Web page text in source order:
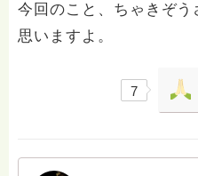
今回のこと、ちゃきぞ
思いますよ。
7